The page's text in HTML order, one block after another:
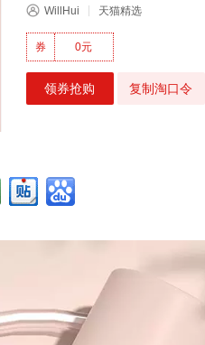
WillHui 天猫精选
0元
券
领券抢购 复制淘口令